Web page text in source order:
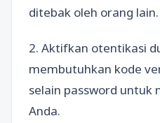
ditebak oleh orang lain.
2. Aktifkan otentikasi
membutuhkan kode
selain password untuk
Anda.